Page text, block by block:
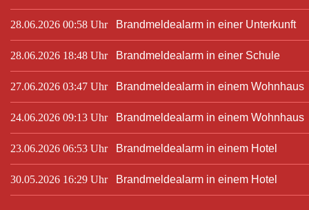
28.06.2026 00:58 Uhr Brandmeldealarm in einer Unterkunft
28.06.2026 18:48 Uhr Brandmeldealarm in einer Schule
27.06.2026 03:47 Uhr Brandmeldealarm in einem Wohnhaus
24.06.2026 09:13 Uhr Brandmeldealarm in einem Wohnhaus
23.06.2026 06:53 Uhr Brandmeldealarm in einem Hotel
30.05.2026 16:29 Uhr Brandmeldealarm in einem Hotel